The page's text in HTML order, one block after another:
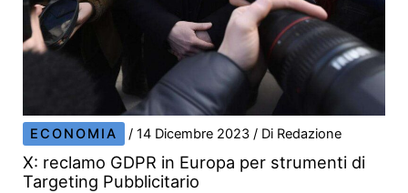
ECONOMIA /14 Dicembre 2023/ Di Redazione
X: reclamo GDPR in Europa per strumenti di
Targeting Pubblicitario